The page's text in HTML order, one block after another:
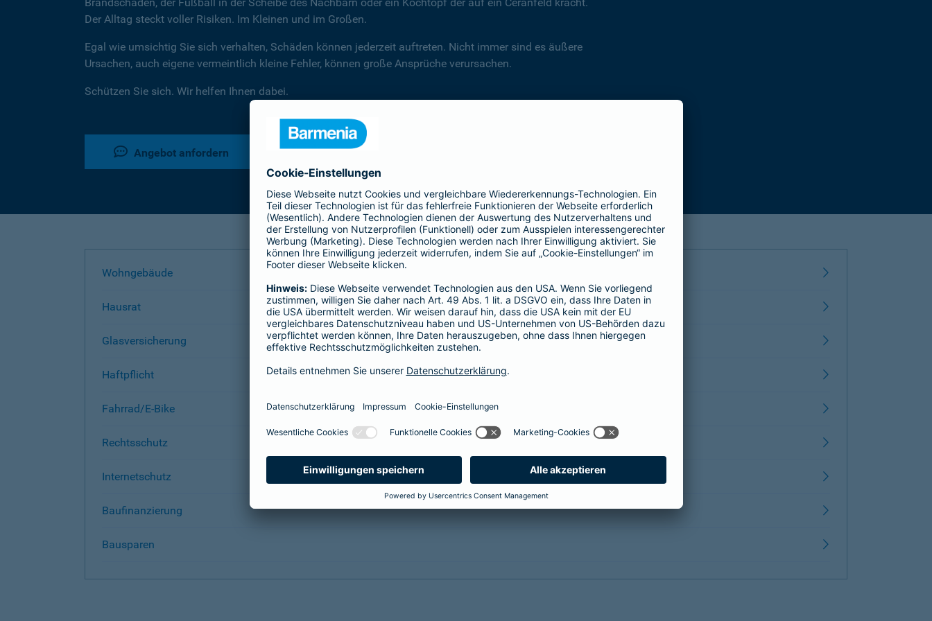
Der Alltag steckt voller Risiken. Im Kleinen und im Großen.
Egal wie umsichtig Sie sich verhalten, Schäden können jederzeit auftreten. Nicht immer sind es äußere
Ursachen, auch eigene vermeintlich kleine Fehler, können große Ansprüche verursachen.
Schützen Sie sich. Wir helfen Ihnen dabei.
Angebot anfordern
Wohngebäude
Hausrat
Glasversicherung
Haftpflicht
Fahrrad/E-Bike
Rechtsschutz
Internetschutz
Baufinanzierung
Bausparen